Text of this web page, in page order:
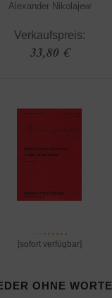
Alexander Nikolajew
Verkaufspreis:
33,80 €
[sofort verfügbar]
OHNE WORTE